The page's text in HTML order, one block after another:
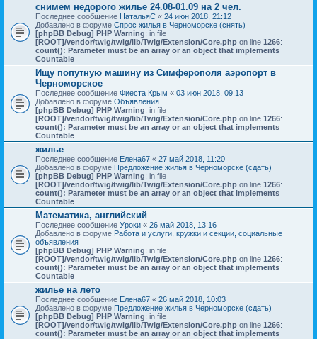
снимем недорого жилье 24.08-01.09 на 2 чел.
Последнее сообщение НатальяС « 24 июн 2018, 21:12
Добавлено в форуме Спрос жилья в Черноморске (снять)
[phpBB Debug] PHP Warning: in file
[ROOT]/vendor/twig/twig/lib/Twig/Extension/Core.php on line 1266:
count(): Parameter must be an array or an object that implements
Countable
Ищу попутную машину из Симферополя аэропорт в
Черноморское
Последнее сообщение Фиеста Крым « 03 июн 2018, 09:13
Добавлено в форуме Объявления
[phpBB Debug] PHP Warning: in file
[ROOT]/vendor/twig/twig/lib/Twig/Extension/Core.php on line 1266:
count(): Parameter must be an array or an object that implements
Countable
жилье
Последнее сообщение Елена67 « 27 май 2018, 11:20
Добавлено в форуме Предложение жилья в Черноморске (сдать)
[phpBB Debug] PHP Warning: in file
[ROOT]/vendor/twig/twig/lib/Twig/Extension/Core.php on line 1266:
count(): Parameter must be an array or an object that implements
Countable
Математика, английский
Последнее сообщение Уроки « 26 май 2018, 13:16
Добавлено в форуме Работа и услуги, кружки и секции, социальные
объявления
[phpBB Debug] PHP Warning: in file
[ROOT]/vendor/twig/twig/lib/Twig/Extension/Core.php on line 1266:
count(): Parameter must be an array or an object that implements
Countable
жилье на лето
Последнее сообщение Елена67 « 26 май 2018, 10:03
Добавлено в форуме Предложение жилья в Черноморске (сдать)
[phpBB Debug] PHP Warning: in file
[ROOT]/vendor/twig/twig/lib/Twig/Extension/Core.php on line 1266:
count(): Parameter must be an array or an object that implements